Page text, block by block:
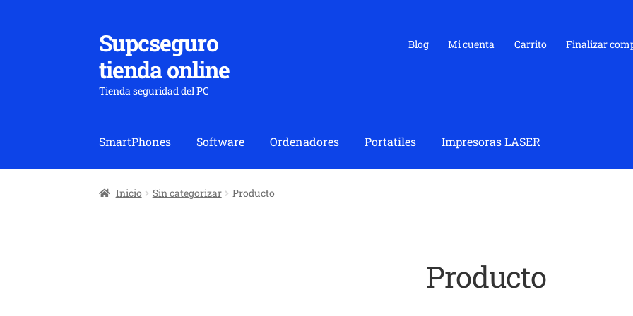
Ir
a
la
navegación
Ir
al
contenido
Supcseguro
tienda online
Tienda seguridad del PC
Blog Mi cuenta Carrito Finalizar
SmartPhones Software Ordenadores Portatiles Impresoras LASER
Inicio Sin categorizar Producto
Producto